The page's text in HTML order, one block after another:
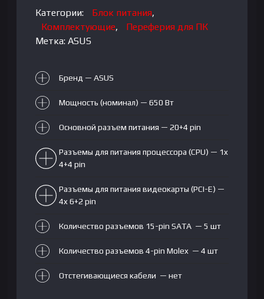
Категории: Блок питания,
Комплектующие,
Переферия для ПК
Метка:ASUS
Бренд — ASUS
Мощность (номинал) — 650 Вт
Основной разъем питания — 20+4 pin
Разъемы для питания процессора (CPU) — 1x
4+4 pin
Разъемы для питания видеокарты (PCI-E) —
4x 6+2 pin
Количество разъемов 15-pin SATA — 5 шт
Количество разъемов 4-pin Molex — 4 шт
Отстегивающиеся кабели — нет